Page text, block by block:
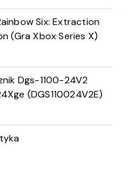
Six: Extraction
(Gra Xbox Series X)
Dgs-1100-24V2
(DGS110024V2E)